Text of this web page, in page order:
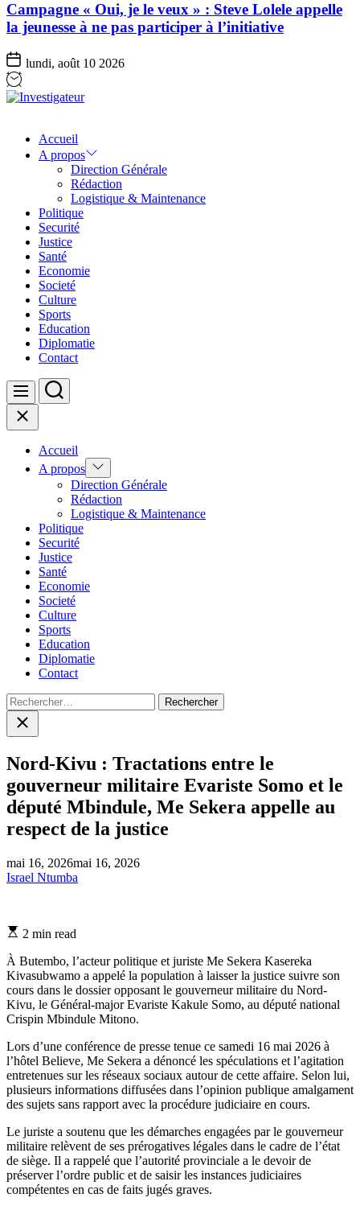
Campagne « Oui, je le veux » : Steve Lolele appelle
la jeunesse à ne pas participer à l’initiative
lundi, août 10 2026
Accueil
A propos
Direction Générale
Rédaction
Logistique & Maintenance
Politique
Securité
Justice
Santé
Economie
Societé
Culture
Sports
Education
Diplomatie
Contact
Menu Search
Close
Accueil
A propos Show
sub
menu
Direction Générale
Rédaction
Logistique & Maintenance
Politique
Securité
Justice
Santé
Economie
Societé
Culture
Sports
Education
Diplomatie
Contact
Rechercher :
Close
search
Nord-Kivu : Tractations entre le
gouverneur militaire Evariste Somo et le
député Mbindule, Me Sekera appelle au
respect de la justice
mai 16, 2026mai 16, 2026
Israel Ntumba
Estimated
time
2 min read
À Butembo, l’acteur politique et juriste Me Sekera Kasereka
Kivasubwamo a appelé la population à laisser la justice suivre son
cours dans le dossier opposant le gouverneur militaire du Nord-
Kivu, le Général-major Evariste Kakule Somo, au député national
Crispin Mbindule Mitono.
Lors d’une conférence de presse tenue ce samedi 16 mai 2026 à
l’hôtel Believe, Me Sekera a dénoncé les spéculations et l’agitation
entretenues sur les réseaux sociaux autour de cette affaire. Selon lui,
plusieurs informations diffusées dans l’opinion publique amalgament
des sujets sans rapport avec la procédure judiciaire en cours.
Le juriste a soutenu que les démarches engagées par le gouverneur
militaire relèvent de ses prérogatives légales dans le cadre de l’état
de siège. Il a rappelé que l’autorité provinciale a le devoir de
préserver l’ordre public et de saisir les instances judiciaires
compétentes en cas de faits jugés graves.